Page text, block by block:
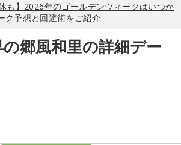
も】2026年のゴールデンウィークはいつか
ク予想と回避術をご紹介
郷風和里の詳細デー